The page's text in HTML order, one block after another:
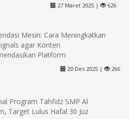
27 Maret 2025 | 626
Mesin: Cara Meningkatkan
agar Konten
Platform
20 Des 2025 | 266
Program Tahfidz SMP Al
Target Lulus Hafal 30 Juz